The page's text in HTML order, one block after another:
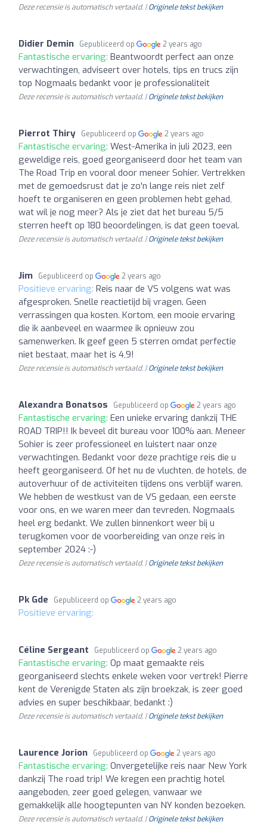
Deze recensie is automatisch vertaald. |Originele tekst bekijken
Didier Demin Gepubliceerd op 2 years ago
Fantastische ervaring: Beantwoordt perfect aan onze
verwachtingen, adviseert over hotels, tips en trucs zijn
top Nogmaals bedankt voor je professionaliteit
Deze recensie is automatisch vertaald. |Originele tekst bekijken
Pierrot Thiry Gepubliceerd op 2 years ago
Fantastische ervaring: West-Amerika in juli 2023, een
geweldige reis, goed georganiseerd door het team van
The Road Trip en vooral door meneer Sohier. Vertrekken
met de gemoedsrust dat je zo'n lange reis niet zelf
hoeft te organiseren en geen problemen hebt gehad,
wat wil je nog meer? Als je ziet dat het bureau 5/5
sterren heeft op 180 beoordelingen, is dat geen toeval.
Deze recensie is automatisch vertaald. |Originele tekst bekijken
Jim Gepubliceerd op 2 years ago
Positieve ervaring: Reis naar de VS volgens wat was
afgesproken. Snelle reactietijd bij vragen. Geen
verrassingen qua kosten. Kortom, een mooie ervaring
die ik aanbeveel en waarmee ik opnieuw zou
samenwerken. Ik geef geen 5 sterren omdat perfectie
niet bestaat, maar het is 4,9!
Deze recensie is automatisch vertaald. |Originele tekst bekijken
Alexandra Bonatsos Gepubliceerd op 2 years ago
Fantastische ervaring: Een unieke ervaring dankzij THE
ROAD TRIP!! Ik beveel dit bureau voor 100% aan. Meneer
Sohier is zeer professioneel en luistert naar onze
verwachtingen. Bedankt voor deze prachtige reis die u
heeft georganiseerd. Of het nu de vluchten, de hotels, de
autoverhuur of de activiteiten tijdens ons verblijf waren.
We hebben de westkust van de VS gedaan, een eerste
voor ons, en we waren meer dan tevreden. Nogmaals
heel erg bedankt. We zullen binnenkort weer bij u
terugkomen voor de voorbereiding van onze reis in
september 2024 :-)
Deze recensie is automatisch vertaald. |Originele tekst bekijken
Pk Gde Gepubliceerd op 2 years ago
Positieve ervaring:
Céline Sergeant Gepubliceerd op 2 years ago
Fantastische ervaring: Op maat gemaakte reis
georganiseerd slechts enkele weken voor vertrek! Pierre
kent de Verenigde Staten als zijn broekzak, is zeer goed
advies en super beschikbaar, bedankt :)
Deze recensie is automatisch vertaald. |Originele tekst bekijken
Laurence Jorion Gepubliceerd op 2 years ago
Fantastische ervaring: Onvergetelijke reis naar New York
dankzij The road trip! We kregen een prachtig hotel
aangeboden, zeer goed gelegen, vanwaar we
gemakkelijk alle hoogtepunten van NY konden bezoeken.
Deze recensie is automatisch vertaald. |Originele tekst bekijken